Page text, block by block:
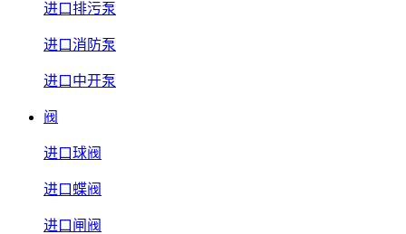
进口排污泵
进口消防泵
进口中开泵
阀
进口球阀
进口蝶阀
进口闸阀